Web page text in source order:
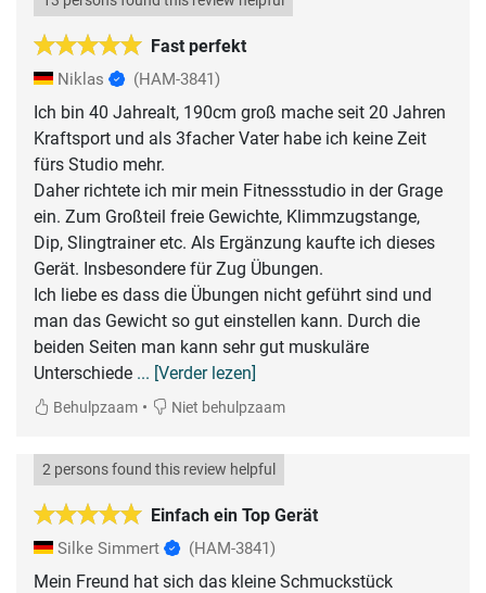
Fast perfekt
Niklas (HAM-3841)
Ich bin 40 Jahrealt, 190cm groß mache seit 20 Jahren
Kraftsport und als 3facher Vater habe ich keine Zeit
fürs Studio mehr.
Daher richtete ich mir mein Fitnessstudio in der Grage
ein. Zum Großteil freie Gewichte, Klimmzugstange,
Dip, Slingtrainer etc. Als Ergänzung kaufte ich dieses
Gerät. Insbesondere für Zug Übungen.
Ich liebe es dass die Übungen nicht geführt sind und
man das Gewicht so gut einstellen kann. Durch die
beiden Seiten man kann sehr gut muskuläre
Unterschiede ... [Verder lezen]
Behulpzaam • Niet behulpzaam
Einfach ein Top Gerät
2 persons found this review helpful
Silke Simmert (HAM-3841)
Mein Freund hat sich das kleine Schmuckstück